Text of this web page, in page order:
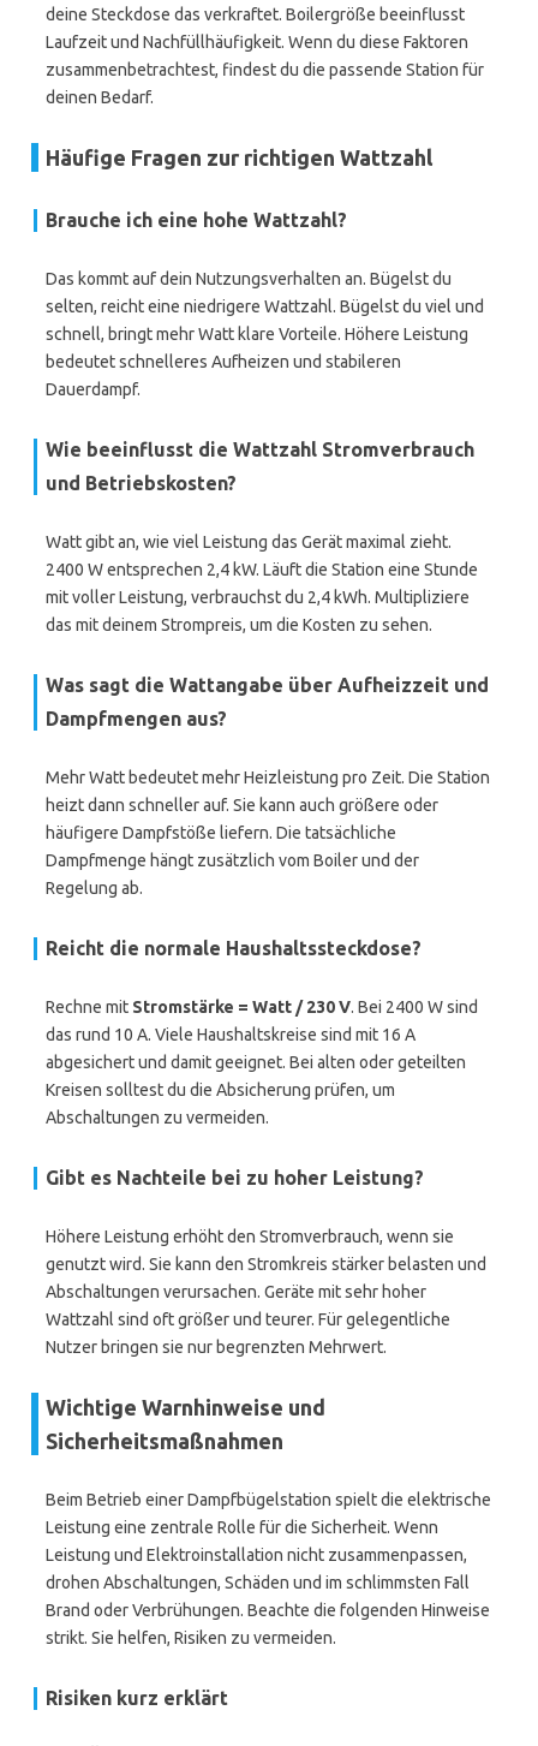
deine Steckdose das verkraftet. Boilergröße beeinflusst
Laufzeit und Nachfüllhäufigkeit. Wenn du diese Faktoren
zusammenbetrachtest, findest du die passende Station für
deinen Bedarf.
Häufige Fragen zur richtigen Wattzahl
Brauche ich eine hohe Wattzahl?
Das kommt auf dein Nutzungsverhalten an. Bügelst du
selten, reicht eine niedrigere Wattzahl. Bügelst du viel und
schnell, bringt mehr Watt klare Vorteile. Höhere Leistung
bedeutet schnelleres Aufheizen und stabileren
Dauerdampf.
Wie beeinflusst die Wattzahl Stromverbrauch
und Betriebskosten?
Watt gibt an, wie viel Leistung das Gerät maximal zieht.
2400 W entsprechen 2,4 kW. Läuft die Station eine Stunde
mit voller Leistung, verbrauchst du 2,4 kWh. Multipliziere
das mit deinem Strompreis, um die Kosten zu sehen.
Was sagt die Wattangabe über Aufheizzeit und
Dampfmengen aus?
Mehr Watt bedeutet mehr Heizleistung pro Zeit. Die Station
heizt dann schneller auf. Sie kann auch größere oder
häufigere Dampfstöße liefern. Die tatsächliche
Dampfmenge hängt zusätzlich vom Boiler und der
Regelung ab.
Reicht die normale Haushaltssteckdose?
Rechne mit Stromstärke = Watt / 230 V. Bei 2400 W sind
das rund 10 A. Viele Haushaltskreise sind mit 16 A
abgesichert und damit geeignet. Bei alten oder geteilten
Kreisen solltest du die Absicherung prüfen, um
Abschaltungen zu vermeiden.
Gibt es Nachteile bei zu hoher Leistung?
Höhere Leistung erhöht den Stromverbrauch, wenn sie
genutzt wird. Sie kann den Stromkreis stärker belasten und
Abschaltungen verursachen. Geräte mit sehr hoher
Wattzahl sind oft größer und teurer. Für gelegentliche
Nutzer bringen sie nur begrenzten Mehrwert.
Wichtige Warnhinweise und
Sicherheitsmaßnahmen
Beim Betrieb einer Dampfbügelstation spielt die elektrische
Leistung eine zentrale Rolle für die Sicherheit. Wenn
Leistung und Elektroinstallation nicht zusammenpassen,
drohen Abschaltungen, Schäden und im schlimmsten Fall
Brand oder Verbrühungen. Beachte die folgenden Hinweise
strikt. Sie helfen, Risiken zu vermeiden.
Risiken kurz erklärt